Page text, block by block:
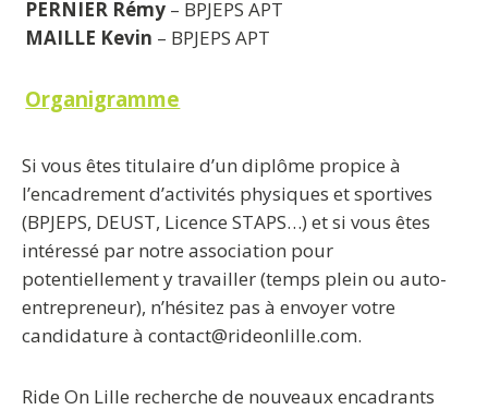
PERNIER Rémy – BPJEPS APT
MAILLE Kevin – BPJEPS APT
Organigramme
Si vous êtes titulaire d’un diplôme propice à
l’encadrement d’activités physiques et sportives
(BPJEPS, DEUST, Licence STAPS…) et si vous êtes
intéressé par notre association pour
potentiellement y travailler (temps plein ou auto-
entrepreneur), n’hésitez pas à envoyer votre
candidature à contact@rideonlille.com.
Ride On Lille recherche de nouveaux encadrants